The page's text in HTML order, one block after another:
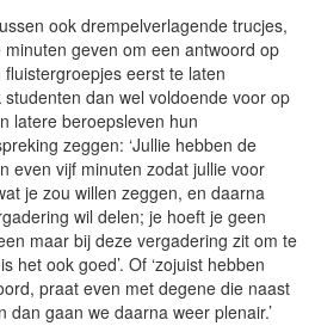
ook drempelverlagende trucjes,
geven om een antwoord op
eerst te laten
dan wel voldoende voor op
latere beroepsleven hun
zeggen: ‘Jullie hebben de
even vijf minuten zodat jullie voor
je zou willen zeggen, en daarna
wil delen; je hoeft je geen
maar bij deze vergadering zit om te
het ook goed’. Of ‘zojuist hebben
praat even met degene die naast
dan gaan we daarna weer plenair.’